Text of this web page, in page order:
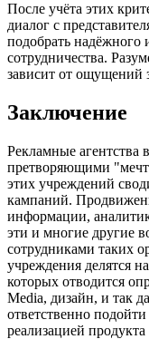
После учёта этих
диалог с
подобрать надёжного
сотрудничества.
зависит от ощущений
Заключение
Рекламные агентства
претворяющими
этих учреждений
кампаний.
информации,
эти и многие другие
сотрудниками таких
учреждения делятся
которых отводится
Media, дизайн, и так
ответственно
реализацией